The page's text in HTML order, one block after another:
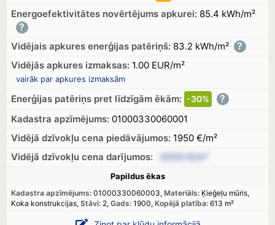
Energoefektivitātes novērtējums apkurei:85.4 kWh/m²
?
Vidējais apkures enerģijas patēriņš:83.2 kWh/m² ?
Vidējās apkures izmaksas:1.00 EUR/m²
vairāk par apkures izmaksām
Enerģijas patēriņs pret līdzīgām ēkām: -30% ?
Kadastra apzīmējums:01000330060001
Vidējā dzīvokļu cena piedāvājumos:1950 €/m²
Vidējā dzīvokļu cena darījumos: XXXX €/m²
Papildus ēkas
Kadastra apzīmējums:01000330060003, Materiāls:Ķieģeļu mūris,
Koka konstrukcijas, Stāvi:2, Gads:1900, Kopējā platība:613 m²